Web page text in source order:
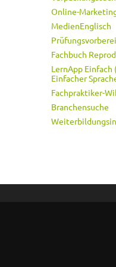
Online-
MedienEnglisch
Fachbuch
LernApp
Einfacher
Fachpraktiker-
Branchensuche